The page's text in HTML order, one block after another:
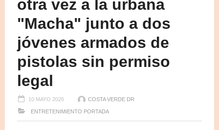
otra vez a la urbana
"Macha" junto a dos
jóvenes armados de
pistolas sin permiso
legal
10 MAYO 2026 COSTA VERDE DR
ENTRETENIMIENTO PORTADA